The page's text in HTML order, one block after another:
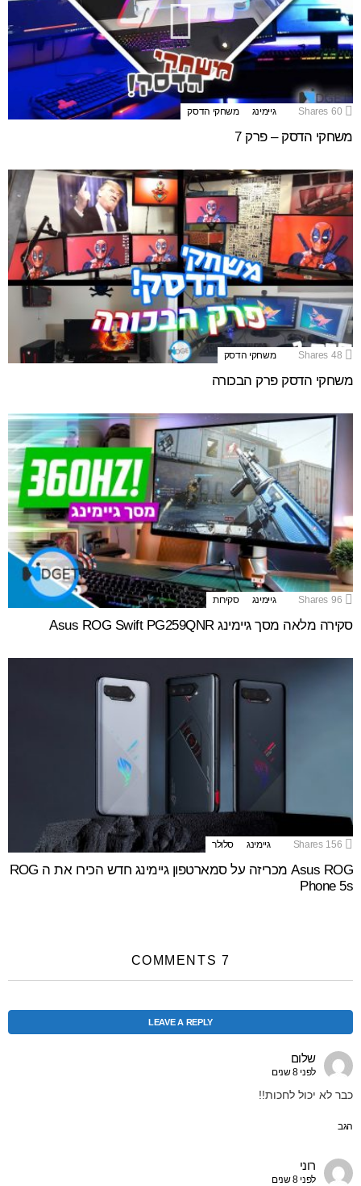
60
Shares גיימינג משחקי הדסק
משחקי הדסק – פרק 7
48
Shares משחקי הדסק
משחקי הדסק פרק הבכורה
96
Shares גיימינג סקירות
סקירה מלאה מסך גיימינג Asus ROG Swift PG259QNR
156
Shares גיימינג סלולר
Asus ROG מכריזה על סמארטפון גיימינג חדש הכירו את ה ROG
Phone 5s
7 COMMENTS
LEAVE A REPLY
שלום
לפני 8 שנים
כבר לא יכול לחכות!!
הגב
רוני
לפני 8 שנים